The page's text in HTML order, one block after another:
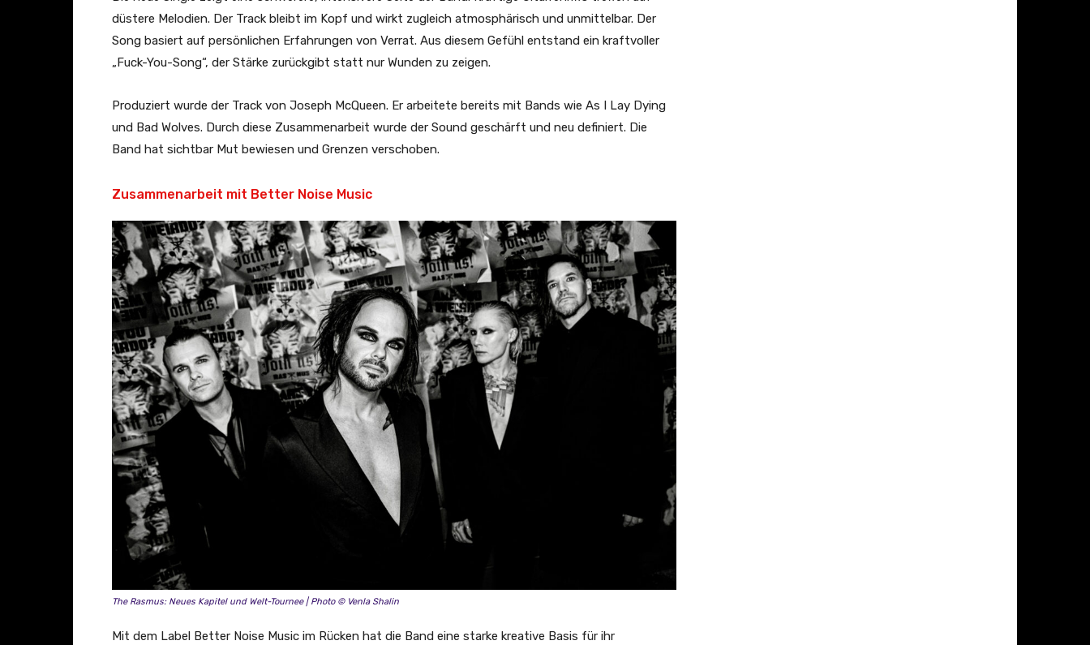
n
s
–
i
r
e
l
i
e
s
(
O
f
f
i
c
i
a
l
M
V
d
düstere Melodien. Der Track bleibt im Kopf und wirkt zugleich atmosphärisch und unmittelbar. Der
Song basiert auf persönlichen Erfahrungen von Verrat. Aus diesem Gefühl entstand ein kraftvoller
„Fuck-You-Song“, der Stärke zurückgibt statt nur Wunden zu zeigen.
Produziert wurde der Track von Joseph McQueen. Er arbeitete bereits mit Bands wie As I Lay Dying
und Bad Wolves. Durch diese Zusammenarbeit wurde der Sound geschärft und neu definiert. Die
Band hat sichtbar Mut bewiesen und Grenzen verschoben.
Zusammenarbeit mit Better Noise Music
The Rasmus: Neues Kapitel und Welt-Tournee | Photo © Venla Shalin
Mit dem Label Better Noise Music im Rücken hat die Band eine starke kreative Basis für ihr